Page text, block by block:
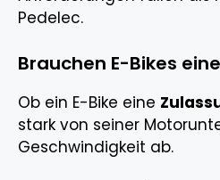
Pedelec.
Brauchen E-Bikes
Ob ein E-Bike eine
stark von seiner
Geschwindigkeit ab.